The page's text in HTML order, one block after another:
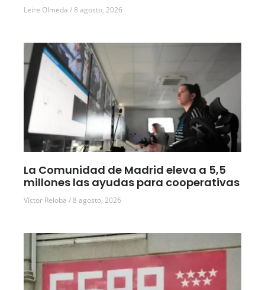
Leire Olmeda 8 agosto, 2026
La Comunidad de Madrid eleva a 5,5
millones las ayudas para cooperativas
Víctor Reloba 8 agosto, 2026